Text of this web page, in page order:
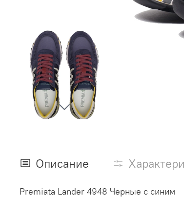
Описание
Premiata Lander 4948 Черные с синим